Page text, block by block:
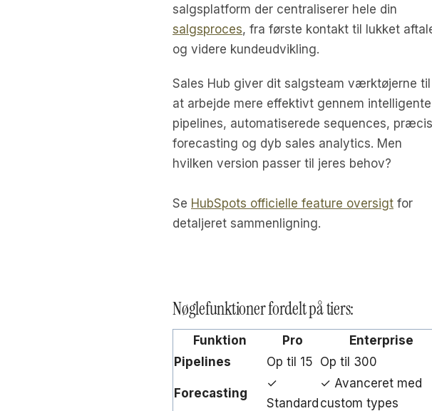
salgsplatform der centraliserer hele din
salgsproces, fra første kontakt til lukket
og videre kundeudvikling.
Sales Hub giver dit salgsteam værktøjerne til
at arbejde mere effektivt gennem intelligente
pipelines, automatiserede sequences, præcis
forecasting og dyb sales analytics. Men
hvilken version passer til jeres behov?
Se HubSpots officielle feature oversigt for
detaljeret sammenligning.
Nøglefunktioner fordelt på tiers:
Funktion Pro
Enterprise
Pipelines
Op til 15 Op til 300
Forecasting
✓
Standard
✓ Avanceret med
custom types